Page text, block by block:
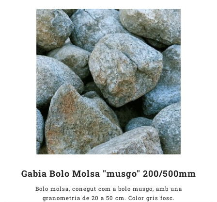
Gabia Bolo Molsa "musgo" 200/500mm
Bolo molsa, conegut com a bolo musgo, amb una
granometria de 20 a 50 cm. Color gris fosc.